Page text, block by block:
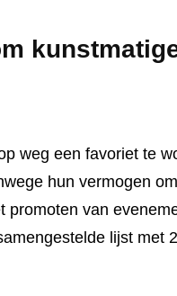
weg een favoriet te
hun vermogen
van
lijst met